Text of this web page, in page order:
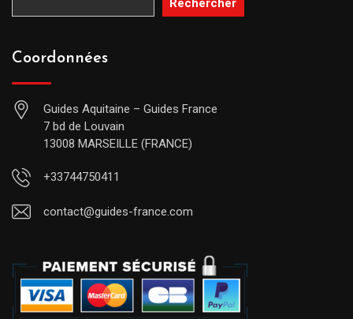
Rechercher
Coordonnées
Guides Aquitaine – Guides France
7 bd de Louvain
13008 MARSEILLE (FRANCE)
+33744750411
contact@guides-france.com